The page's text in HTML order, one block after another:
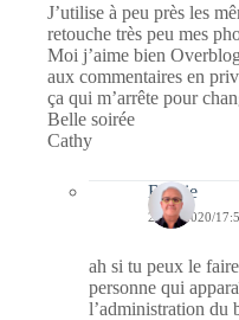
J’utilise à peu près les
retouche très peu mes
Moi j’aime bien
aux commentaires en
ça qui m’arrête pour
Belle soirée
Cathy
Bernie
21/04/2020/
ah si tu peux le
personne qui
l’administration du